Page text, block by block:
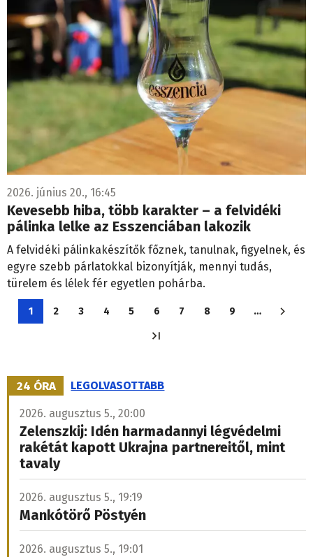
2026. június 20., 16:45
Kevesebb hiba, több karakter – a felvidéki
pálinka lelke az Esszenciában lakozik
A felvidéki pálinkakészítők főznek, tanulnak, figyelnek, és
egyre szebb párlatokkal bizonyítják, mennyi tudás,
türelem és lélek fér egyetlen pohárba.
Oldalszámozás
Jelenlegi
1
Oldal
2
Oldal
3
Oldal
4
Oldal
5
Oldal
6
Oldal
7
Oldal
8
Oldal
9 …
24 ÓRA LEGOLVASOTTABB
2026. augusztus 5., 20:00
Zelenszkij: Idén harmadannyi légvédelmi
rakétát kapott Ukrajna partnereitől, mint
tavaly
2026. augusztus 5., 19:19
Mankótörő Pöstyén
2026. augusztus 5., 19:01